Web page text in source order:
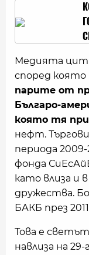
Медията
според която
парите от
Българо-
която тя
нефт.
периода 2009-
фонда
като влиза и
дружества.
БАКБ през 2011
Това е
навлиза на